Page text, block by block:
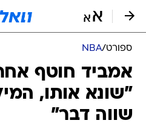
ספורט/
NBA
אמביד חוטף
"שונא אותו,
שווה דבר"